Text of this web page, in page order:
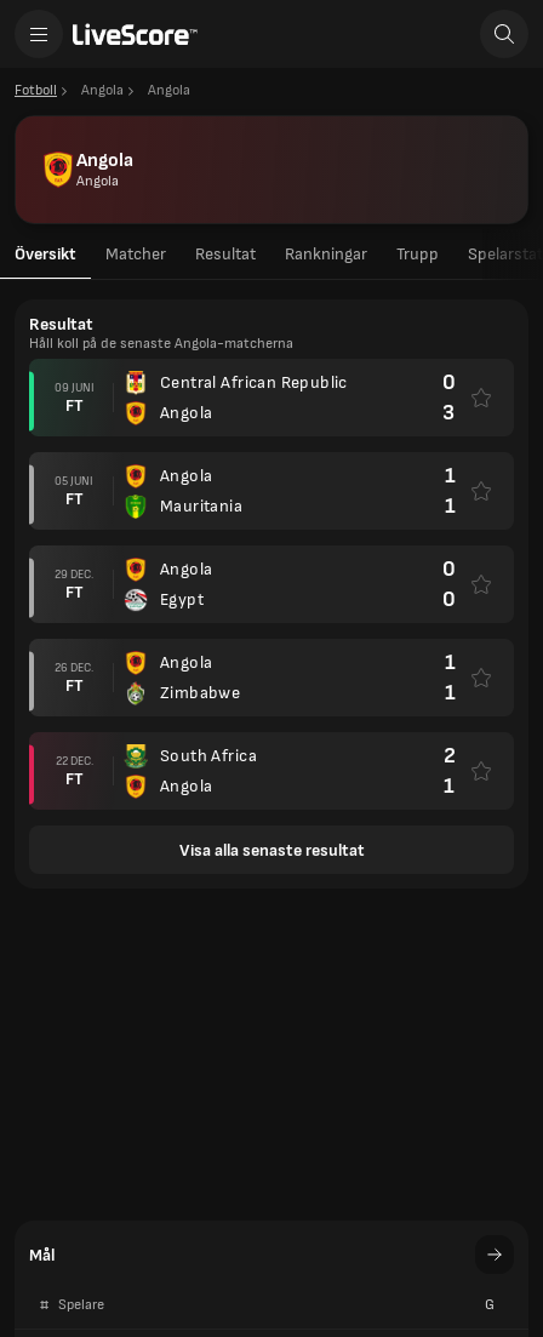
Fotboll Angola Angola
Angola
Angola
Översikt Matcher Resultat Rankningar Trupp
Resultat
Håll koll på de senaste Angola-matcherna
09 JUNI
FT
Central African Republic
Angola
0
3
05 JUNI
FT
Angola
Mauritania
1
1
29 DEC.
FT
Angola
Egypt
0
0
26 DEC.
FT
Angola
Zimbabwe
1
1
22 DEC.
FT
South Africa
Angola
2
1
Visa alla senaste resultat
Mål
# Spelare G